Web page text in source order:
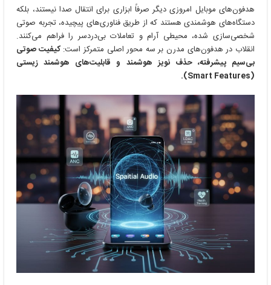
هدفون‌های موبایل امروزی دیگر صرفاً ابزاری برای انتقال صدا نیستند، بلکه
دستگاه‌های هوشمندی هستند که از طریق فناوری‌های پیچیده، تجربه صوتی
شخصی‌سازی شده، محیطی آرام و تعاملات بی‌دردسر را فراهم می‌کنند.
انقلاب در هدفون‌های مدرن بر سه محور اصلی متمرکز است:کیفیت صوتی
بی‌سیم پیشرفته، حذف نویز هوشمند و قابلیت‌های هوشمند زیستی
(Smart Features).